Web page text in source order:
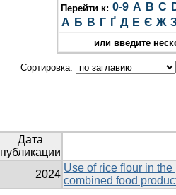
Перейти к: 0-9 A B C
А Б В Г Ґ Д Е Є Ж
или введите
Сортировка:
Дата
публикации
2024
Use of rice flour in
combined food